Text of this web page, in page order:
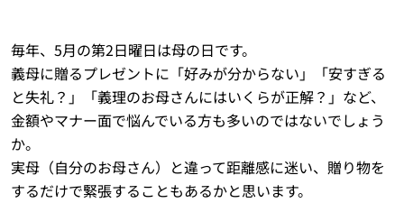
毎年、5月の第2日曜日は母の日です。
義母に贈るプレゼントに「好みが分からない」「安すぎる
と失礼？」「義理のお母さんにはいくらが正解？」など、
金額やマナー面で悩んでいる方も多いのではないでしょう
か。
実母（自分のお母さん）と違って距離感に迷い、贈り物を
するだけで緊張することもあるかと思います。